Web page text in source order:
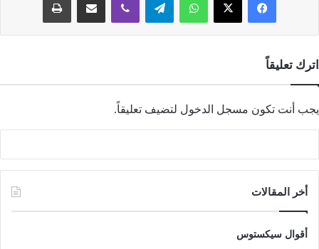
اترك تعليقاً
يجب أنت تكون مسجل الدخول لتضيف تعليقاً.
أخر المقالات
أقوال سيكستوس